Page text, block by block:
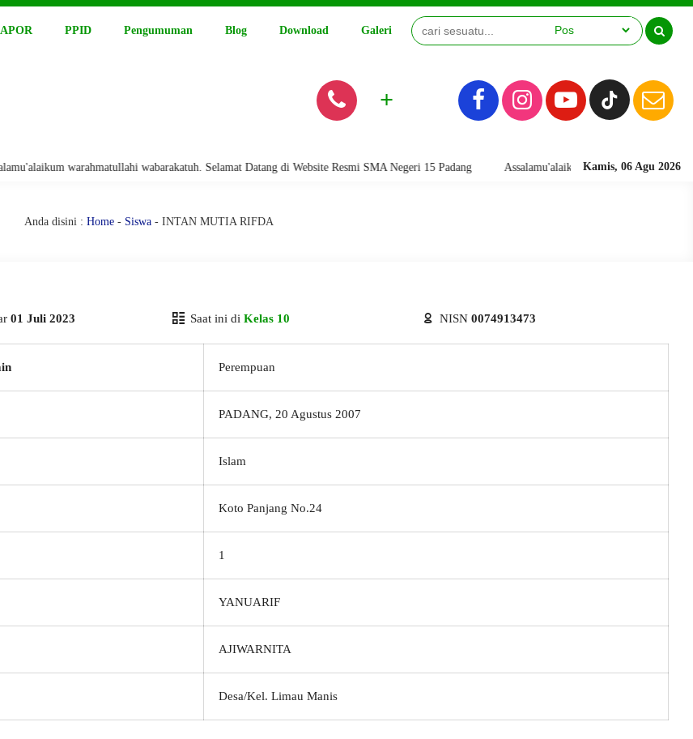
PPID Pengumuman Blog Download Galeri Video
+
Kamis, 06 Agu 2026
warahmatullahi wabarakatuh. Selamat Datang di Website Resmi SMA Negeri 15 Padang Assalamu'alaikum warahmatullahi
Anda disini : Home - Siswa - INTAN MUTIA RIFDA
01 Juli 2023 Saat ini di Kelas 10 NISN 0074913473
Perempuan
PADANG, 20 Agustus 2007
Islam
Koto Panjang No.24
1
YANUARIF
AJIWARNITA
Desa/Kel. Limau Manis